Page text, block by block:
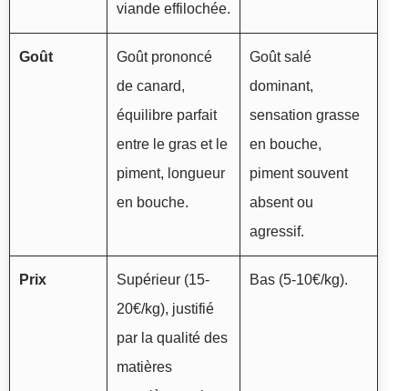
viande effilochée.
Goût
Goût prononcé
de canard,
équilibre parfait
entre le gras et le
piment, longueur
en bouche.
Goût salé
dominant,
sensation grasse
en bouche,
piment souvent
absent ou
agressif.
Prix
Supérieur (15-
20€/kg), justifié
par la qualité des
matières
Bas (5-10€/kg).